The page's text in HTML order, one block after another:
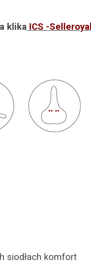
klikaICS -
siodłach komfort